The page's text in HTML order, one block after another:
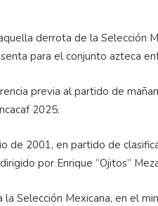
derrota de la Selección
para el conjunto azteca
previa al partido de
2025.
de 2001, en partido de
por Enrique “Ojitos”
Selección Mexicana, en el